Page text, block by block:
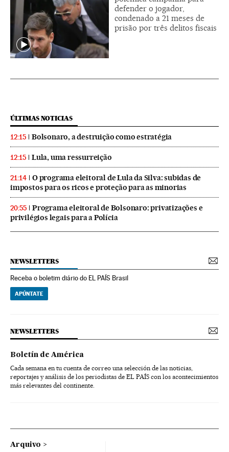
defender o jogador,
condenado a 21 meses de
prisão por três delitos fiscais
ÚLTIMAS NOTICIAS
12:15 Bolsonaro, a destruição como estratégia
12:15 Lula, uma ressurreição
21:14
O programa eleitoral de Lula da Silva: subidas de
impostos para os ricos e proteção para as minorias
20:55
Programa eleitoral de Bolsonaro: privatizações e
privilégios legais para a Polícia
NEWSLETTERS
Receba o boletim diário do EL PAÍS Brasil
APÚNTATE
NEWSLETTERS
Boletín de América
Cada semana en tu cuenta de correo una selección de las noticias,
reportajes y análisis de los periodistas de EL PAÍS con los acontecimientos
más relevantes del continente.
Arquivo